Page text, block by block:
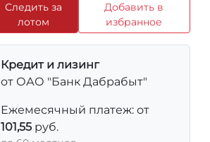
Следить за
лотом
Добавить в
избранное
Кредит и лизинг
от ОАО "Банк Дабрабыт"
Ежемесячный платеж: от
101,55 руб.